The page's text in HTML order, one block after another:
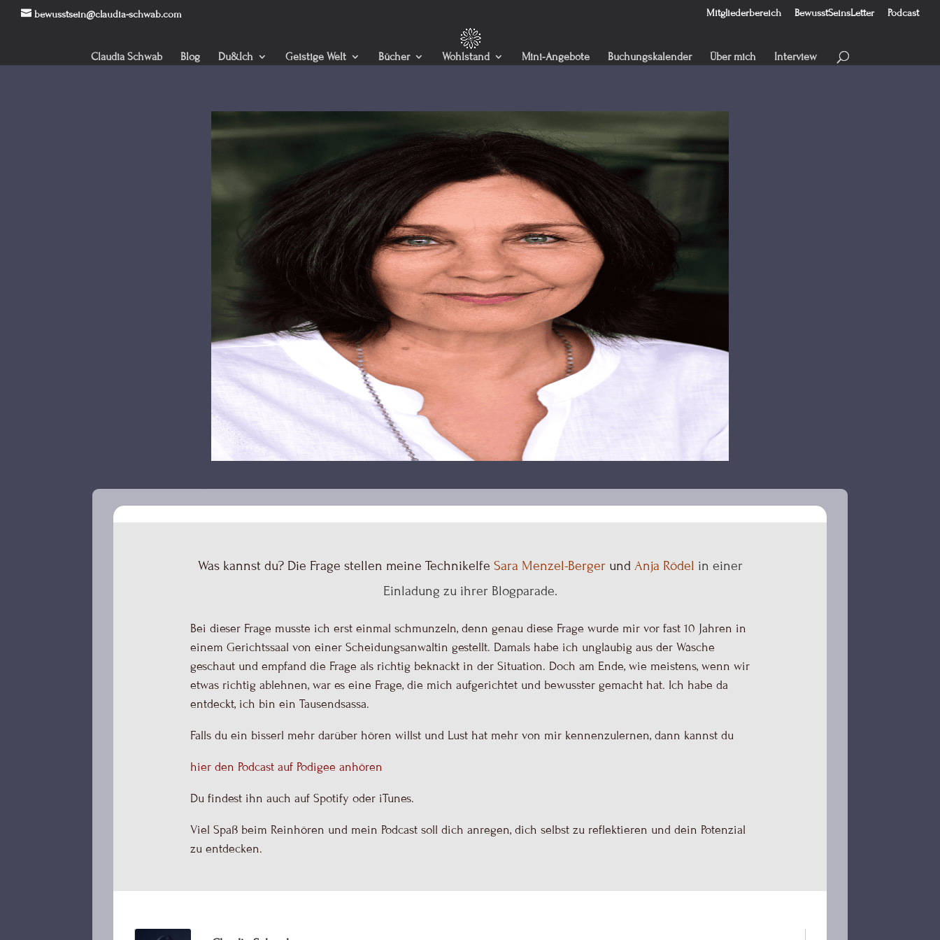
bewusstsein@claudia-schwab.com Mitgliederbereich BewusstSeinsLetter Podcast
Claudia Schwab Blog Du&Ich Geistige Welt Bücher Wohlstand Mini-Angebote Buchungskalender Über mich Interview
Was kannst du? Die Frage stellen meine Technikelfe Sara Menzel-Berger und Anja Rödel in einer
Einladung zu ihrer Blogparade.
Bei dieser Frage musste ich erst einmal schmunzeln, denn genau diese Frage wurde mir vor fast 10 Jahren in
einem Gerichtssaal von einer Scheidungsanwältin gestellt. Damals habe ich ungläubig aus der Wäsche
geschaut und empfand die Frage als richtig beknackt in der Situation. Doch am Ende, wie meistens, wenn wir
etwas richtig ablehnen, war es eine Frage, die mich aufgerichtet und bewusster gemacht hat. Ich habe da
entdeckt, ich bin ein Tausendsassa.
Falls du ein bisserl mehr darüber hören willst und Lust hat mehr von mir kennenzulernen, dann kannst du
hier den Podcast auf Podigee anhören
Du findest ihn auch auf Spotify oder iTunes.
Viel Spaß beim Reinhören und mein Podcast soll dich anregen, dich selbst zu reflektieren und dein Potenzial
zu entdecken.